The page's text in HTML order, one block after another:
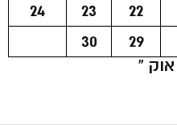
22
23
24
29
30
אוק »